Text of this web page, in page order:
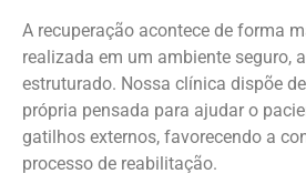
A recuperação acontece de forma
realizada em um ambiente seguro,
estruturado. Nossa clínica dispõe
própria pensada para ajudar o
gatilhos externos, favorecendo a
processo de reabilitação.